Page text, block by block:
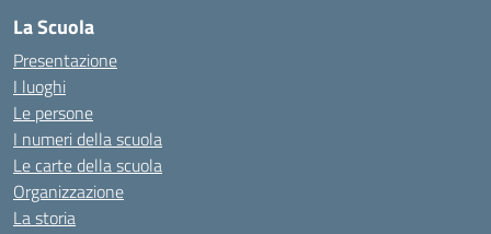
La Scuola
Presentazione
I luoghi
Le persone
I numeri della scuola
Le carte della scuola
Organizzazione
La storia